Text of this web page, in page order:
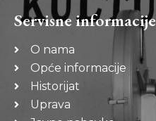
Servisne informacije
O nama
Opće informacije
Historijat
Uprava